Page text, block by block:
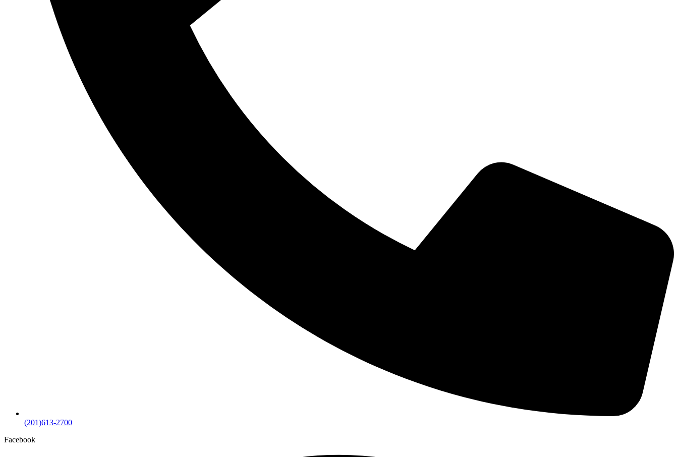
(201)613-2700
Facebook